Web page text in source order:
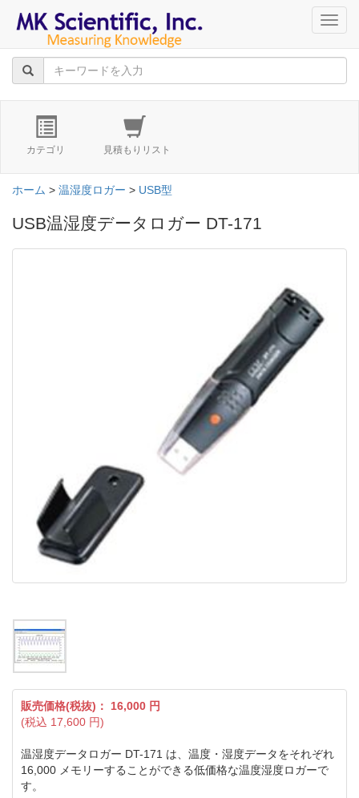
カテゴリ 見積もりリスト
ホーム > 温湿度ロガー > USB型
USB温湿度データロガー DT-171
販売価格(税抜)： 16,000 円
(税込 17,600 円)
温湿度データロガー DT-171 は、温度・湿度データをそれぞれ
16,000 メモリーすることができる低価格な温度湿度ロガーで
す。